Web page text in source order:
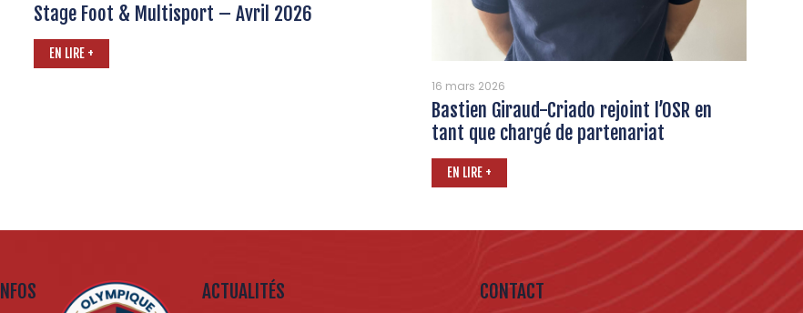
Stage Foot & Multisport – Avril 2026
EN LIRE +
16 mars 2026
Bastien Giraud-Criado rejoint l’OSR en
tant que chargé de partenariat
EN LIRE +
INFOS ACTUALITÉS CONTACT